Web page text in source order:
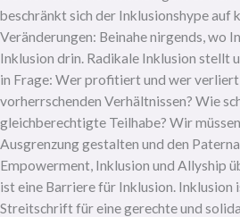
beschränkt sich der Inklusionshype auf
Veränderungen: Beinahe nirgends, wo
Inklusion drin. Radikale Inklusion stellt
in Frage: Wer profitiert und wer verliert
vorherrschenden Verhältnissen? Wie
gleichberechtigte Teilhabe? Wir
Ausgrenzung gestalten und den
Empowerment, Inklusion und Allyship
ist eine Barriere für Inklusion. Inklusion
Streitschrift für eine gerechte und